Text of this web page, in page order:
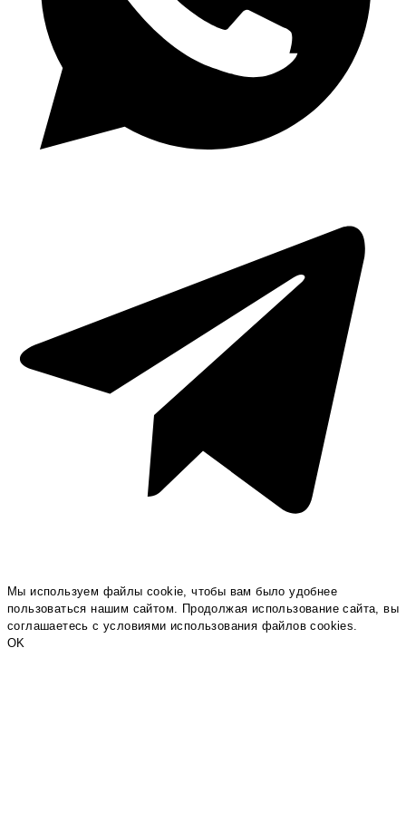
Мы используем файлы cookie, чтобы вам было удобнее
пользоваться нашим сайтом. Продолжая использование сайта, вы
соглашаетесь c условиями использования файлов cookies.
OK